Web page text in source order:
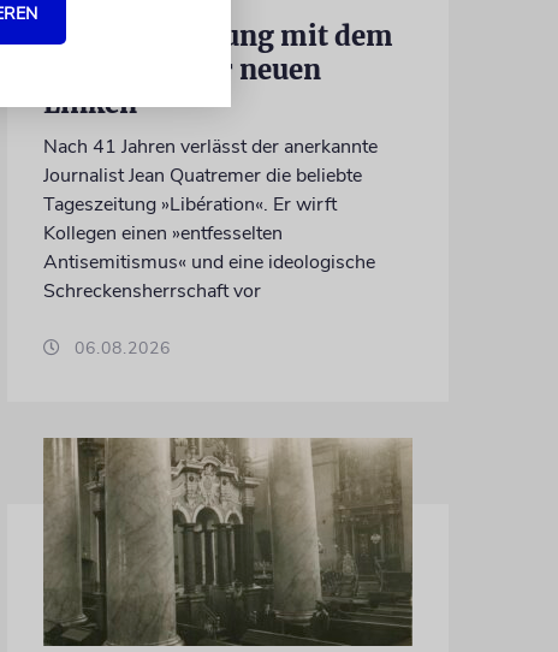
Eine Abrechnung mit dem
Judenhass der neuen
Linken
Nach 41 Jahren verlässt der anerkannte
Journalist Jean Quatremer die beliebte
Tageszeitung »Libération«. Er wirft
Kollegen einen »entfesselten
Antisemitismus« und eine ideologische
Schreckensherrschaft vor
06.08.2026